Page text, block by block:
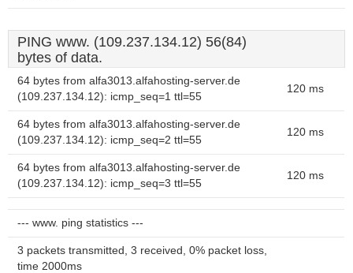
PING www. (109.237.134.12) 56(84)
bytes of data.
64 bytes from alfa3013.alfahosting-server.de
(109.237.134.12): icmp_seq=1 ttl=55
120 ms
64 bytes from alfa3013.alfahosting-server.de
(109.237.134.12): icmp_seq=2 ttl=55
120 ms
64 bytes from alfa3013.alfahosting-server.de
(109.237.134.12): icmp_seq=3 ttl=55
120 ms
--- www. ping statistics ---
3 packets transmitted, 3 received, 0% packet loss,
time 2000ms